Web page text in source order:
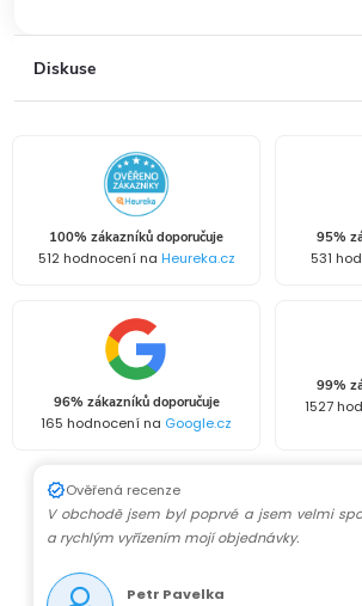
Diskuse
100% zákazníků doporučuje
512 hodnocení na Heureka.cz
95%
531
96% zákazníků doporučuje
165 hodnocení na Google.cz
99%
1527
Ověřená recenze
V obchodě jsem byl poprvé a jsem velmi
a rychlým vyřízením mojí objednávky.
Petr Pavelka